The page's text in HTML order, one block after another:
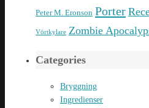
Peter M. Eronson Porter
Vörtkylare Zombie
Categories
Bryggning
Ingredienser